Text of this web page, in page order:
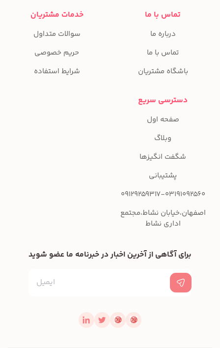
تماس با ما
درباره ما
تماس با ما
باشگاه مشتریان
خدمات مشتریان
سوالات متداول
حریم خصوصی
شرایط استفاده
دسترسی سریع
صفحه اول
وبلاگ
شگفت انگیزها
پشتیبانی
09129259317-03191092560
اصفهان،خیابان نشاط،مجتمع
اداری نشاط
برای آگاهی از آخرین اخبار در خبرنامه ما عضو شوید